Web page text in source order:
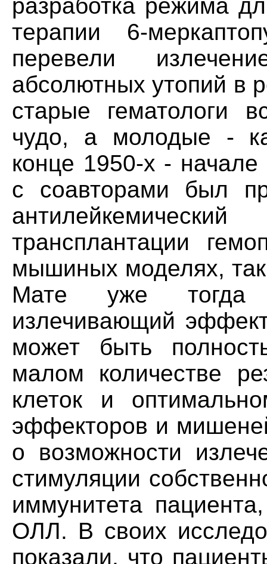
разработка режима
терапии 6-
перевели
абсолютных утопий в
старые гематологи
чудо, а молодые -
конце 1950-х -
с соавторами был
трансплантации
мышиных моделях,
Мате уже тогда
излечивающий
может быть
малом количестве
клеток и
эффекторов и
о возможности
стимуляции
иммунитета
ОЛЛ. В своих
показали, что